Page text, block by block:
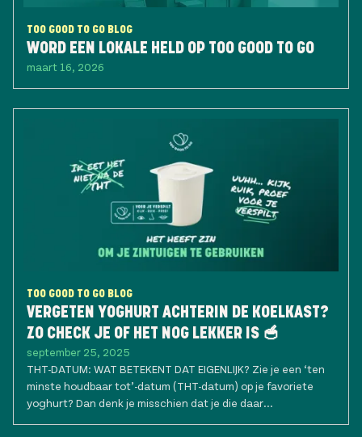
TOO GOOD TO GO BLOG
WORD EEN LOKALE HELD OP TOO GOOD TO GO
maart 16, 2026
TOO GOOD TO GO BLOG
VERGETEN YOGHURT ACHTERIN DE KOELKAST?
ZO CHECK JE OF HET NOG LEKKER IS 🥣
september 25, 2025
THT-DATUM: WAT BETEKENT DAT EIGENLIJK? Zie je een ‘ten
minste houdbaar tot’-datum (THT-datum) op je favoriete
yoghurt? Dan denk je misschien dat je die daar...